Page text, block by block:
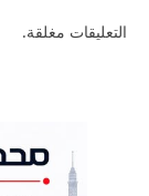
التعليقات مغلقة.